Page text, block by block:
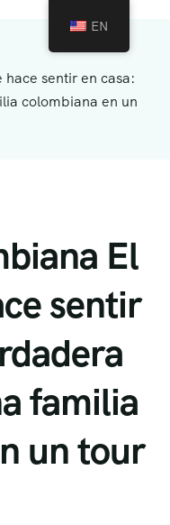
sentir en casa:
colombiana en un
El
sentir
familia
un tour
EN